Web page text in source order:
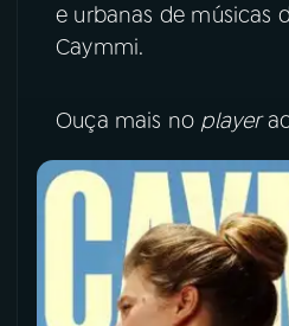
ACOMPANHE A RÁDIO MEC
Instagram
TikTok
e urbanas de músicas
Caymmi.
Ouça mais no player